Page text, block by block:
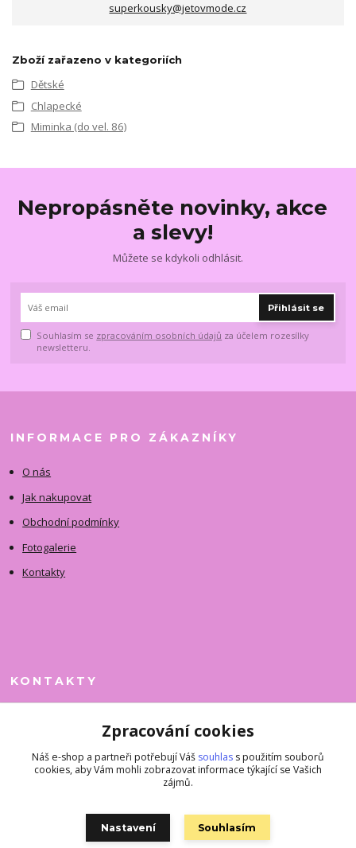
superkousky@jetovmode.cz
Zboží zařazeno v kategoriích
Dětské
Chlapecké
Miminka (do vel. 86)
Nepropásněte novinky, akce
a slevy!
Můžete se kdykoli odhlásit.
Přihlásit se
Souhlasím se zpracováním osobních údajů za účelem rozesílky
newsletteru.
INFORMACE PRO ZÁKAZNÍKY
O nás
Jak nakupovat
Obchodní podmínky
Fotogalerie
Kontakty
KONTAKTY
+420 731 390 323
superkousky@jetovmode.cz
Zpracování cookies
Náš e-shop a partneři potřebují Váš souhlas s použitím souborů
cookies, aby Vám mohli zobrazovat informace týkající se Vašich
zájmů.
Nastavení Souhlasím